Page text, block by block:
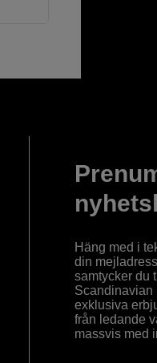
Häng med i
din
samtycker du
Scandinavian
exklusiva
från ledande
massvis med